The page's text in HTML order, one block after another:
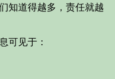
知道得越多，责任就越
可见于：